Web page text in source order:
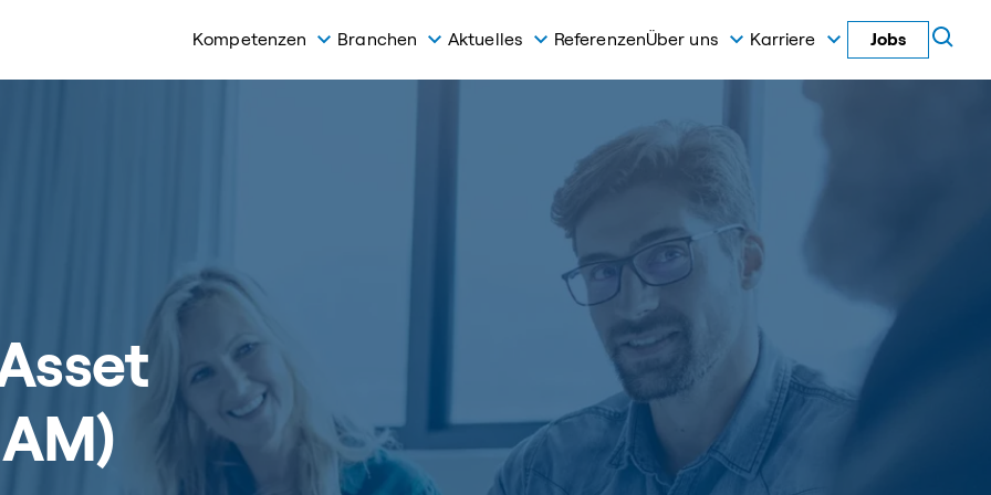
Kompetenzen Branchen Aktuelles ReferenzenÜber uns Karriere Jobs